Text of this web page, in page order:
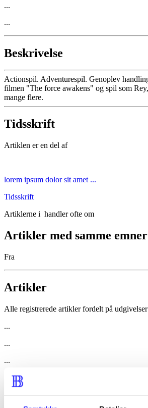
...
...
Beskrivelse
Actionspil. Adventurespil. Genoplev
filmen "The force awakens" og spil som
mange flere.
Tidsskrift
Artiklen er en del af
lorem ipsum dolor sit amet ...
Tidsskrift
Artiklerne i handler ofte om
Artikler med samme emner
Fra
Artikler
Alle registrerede artikler fordelt på udgivelser
...
...
...